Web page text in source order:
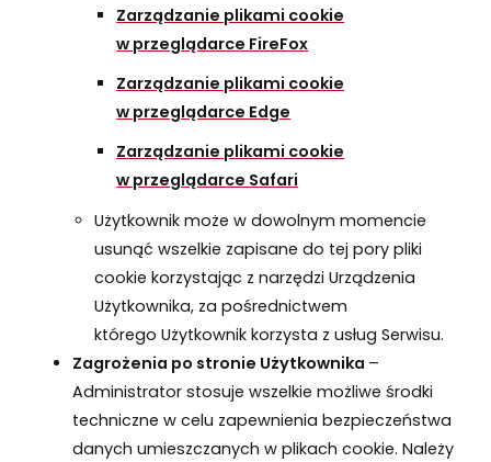
Zarządzanie plikami cookie
w przeglądarce FireFox
Zarządzanie plikami cookie
w przeglądarce Edge
Zarządzanie plikami cookie
w przeglądarce Safari
Użytkownik może w dowolnym momencie
usunąć wszelkie zapisane do tej pory pliki
cookie korzystając z narzędzi Urządzenia
Użytkownika, za pośrednictwem
którego Użytkownik korzysta z usług Serwisu.
Zagrożenia po stronie Użytkownika –
Administrator stosuje wszelkie możliwe środki
techniczne w celu zapewnienia bezpieczeństwa
danych umieszczanych w plikach cookie. Należy